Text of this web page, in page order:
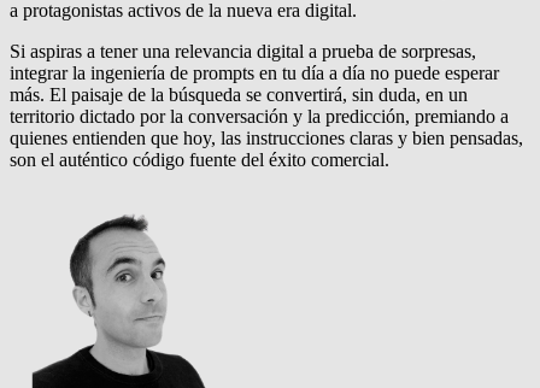
a protagonistas activos de la nueva era digital.
Si aspiras a tener una relevancia digital a prueba de sorpresas,
integrar la ingeniería de prompts en tu día a día no puede esperar
más. El paisaje de la búsqueda se convertirá, sin duda, en un
territorio dictado por la conversación y la predicción, premiando a
quienes entienden que hoy, las instrucciones claras y bien pensadas,
son el auténtico código fuente del éxito comercial.